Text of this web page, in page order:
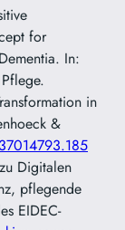
for
In:
in
&
Digitalen
pflegende
EIDEC-